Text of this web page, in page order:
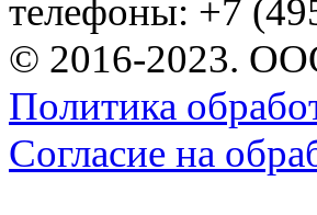
телефоны: +7
© 2016-2023.
Политика
Согласие на